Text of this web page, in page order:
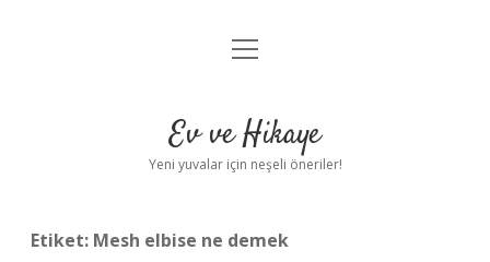
Anasayfa
Yasal Uyarı
menüyü
Ev ve Hikaye
Yeni yuvalar için neşeli öneriler!
Etiket: Mesh elbise ne demek